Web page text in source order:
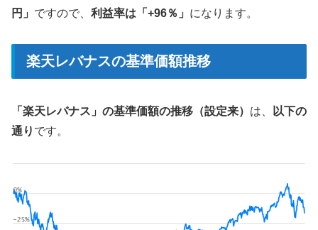
円」 ですので、 利益率は「+96％」 になります。
楽天レバナスの基準価額推移
「楽天レバナス」の基準価額の推移（設定来） は、
以下の
通り です。